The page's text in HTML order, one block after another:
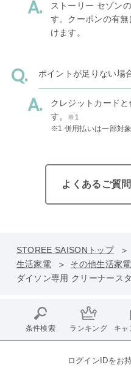
ストーリー セゾン
す。クーポンの有無
けます。
ポイントが足りない場
クレジットカード
す。
※1
※1 併用払いは一部対
よくあるご質
STOREE SAISONトップ
生活家電
その他生活家電
ダイソン専用 クリーナース
条件検索 ランキング キャ
ログインIDをお